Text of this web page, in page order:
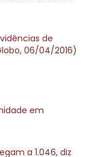
de
06/04/2016)
em
a 1.046, diz